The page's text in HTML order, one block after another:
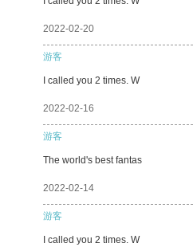
2022-02-20
游客
I called you 2 times. W
2022-02-16
游客
The world's best fantas
2022-02-14
游客
I called you 2 times. W